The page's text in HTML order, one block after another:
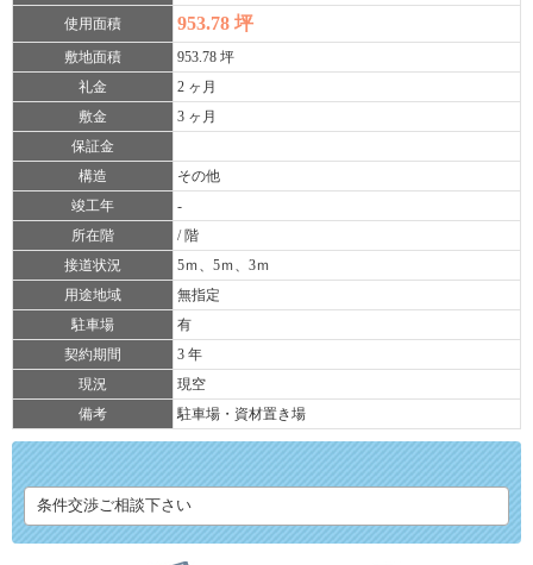
使用面積
953.78 坪
敷地面積
953.78 坪
礼金
2 ヶ月
敷金
3 ヶ月
保証金
構造
その他
竣工年
-
所在階
/ 階
接道状況
5ｍ、5ｍ、3ｍ
用途地域
無指定
駐車場
有
契約期間
3 年
現況
現空
備考
駐車場・資材置き場
条件交渉ご相談下さい